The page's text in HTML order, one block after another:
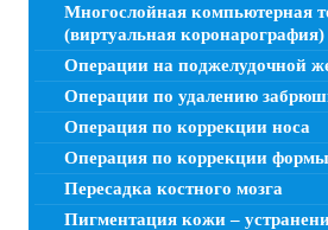
Многослойная компьютерная
(виртуальная коронарография)
Операции на поджелудочной
Операции по удалению
Операция по коррекции носа
Операция по коррекции
Пересадка костного мозга
Пигментация кожи –